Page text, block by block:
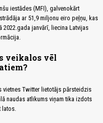
iestādes (MFI), galvenokārt
ar 51,9 miljonu eiro peļņu, kas
2022.gada janvārī, liecina Latvijas
veikalos vēl
vietnes Twitter lietotājs pārsteidzis
naudas atlikums viņam tika izdots
latos.